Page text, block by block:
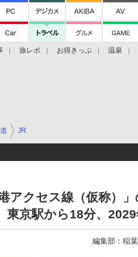
旅レポ お得きっぷ 温泉
JR
アクセス線（仮称）
東京駅から18分、
編集部：稲